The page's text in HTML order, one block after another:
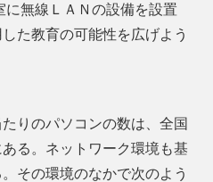
に無線ＬＡＮの設備を設置
た教育の可能性を広げよう
りのパソコンの数は、全国
る。ネットワーク環境も基
その環境のなかで次のよう